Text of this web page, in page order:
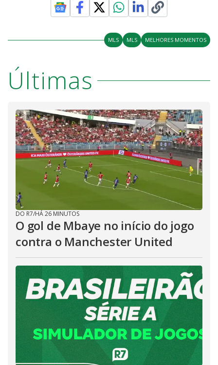
MLS MLS MELHORES MOMENTOS
Últimas
DO R7/HÁ 26 MINUTOS
O gol de Mbaye no início do jogo
contra o Manchester United